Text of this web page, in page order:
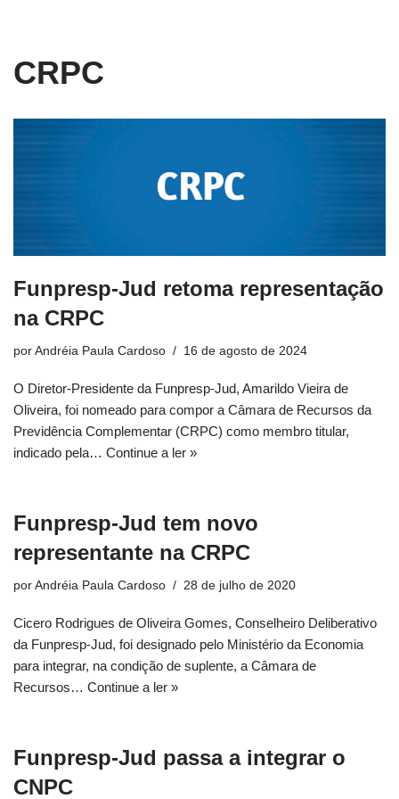
para
CRPC
Funpresp-Jud retoma representação
na CRPC
por Andréia Paula Cardoso 16 de agosto de 2024
O Diretor-Presidente da Funpresp-Jud, Amarildo Vieira de
Oliveira, foi nomeado para compor a Câmara de Recursos da
Previdência Complementar (CRPC) como membro titular,
indicado pela… Continue a ler »
Funpresp-Jud tem novo
representante na CRPC
por Andréia Paula Cardoso 28 de julho de 2020
Cicero Rodrigues de Oliveira Gomes, Conselheiro Deliberativo
da Funpresp-Jud, foi designado pelo Ministério da Economia
para integrar, na condição de suplente, a Câmara de
Recursos… Continue a ler »
Funpresp-Jud passa a integrar o
CNPC